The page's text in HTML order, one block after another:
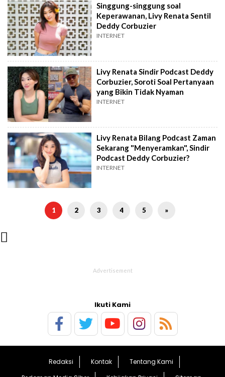
Singgung-singgung soal
Keperawanan, Livy Renata Sentil
Deddy Corbuzier
INTERNET
Livy Renata Sindir Podcast Deddy
Corbuzier, Soroti Soal Pertanyaan
yang Bikin Tidak Nyaman
INTERNET
Livy Renata Bilang Podcast Zaman
Sekarang "Menyeramkan", Sindir
Podcast Deddy Corbuzier?
INTERNET
1 2 3 4 5 »

Ikuti Kami
Redaksi Kontak
Tentang Kami